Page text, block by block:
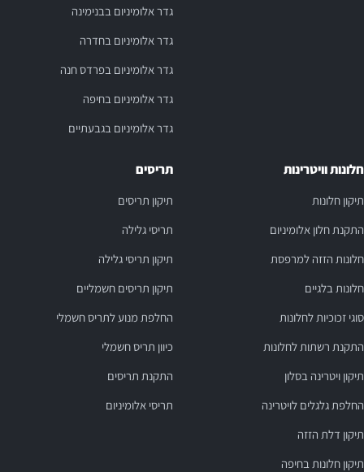
גדר אלומיניום בבנימינה
גדר אלומיניום בחדרה
גדר אלומיניום בפרדס חנה
גדר אלומיניום בחיפה
גדר אלומיניום בגבעתיים
חלונות וויטרינות
תיקון חלונות
התקנת חלון אלומיניום
חלונות הזזה למרפסת
חלונות בלגיים
סוגי זכוכיות לחלונות
התקנת רשתות לחלונות
תיקון ויטרינה בסלון
החלפת גלגלים לויטרינה
תיקון דלת הזזה
תיקון חלונות בחיפה
תריסים
תיקון תריסים
תריסי גלילה
תיקון תריסי גלילה
תיקון תריסים חשמליים
החלפת מנוע לתריס חשמלי
כיוון תריס חשמלי
התקנת תריסים
תריסי אלומיניום